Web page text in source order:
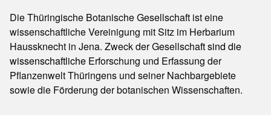
Die Thüringische Botanische Gesellschaft ist eine
wissenschaftliche Vereinigung mit Sitz im Herbarium
Haussknecht in Jena. Zweck der Gesellschaftsind die
wissenschaftliche Erforschung und Erfassung der
Pflanzenwelt Thüringens und seiner Nachbargebiete
sowie die Förderung der botanischen Wissenschaften.